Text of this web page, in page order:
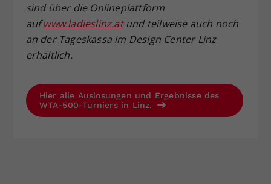
sind über die Onlineplattform
auf www.ladieslinz.atund teilweise auch noch
an der Tageskassaim Design Center Linz
erhältlich.
Hier alle Auslosungen und Ergebnisse des
WTA-500-Turniers in Linz.